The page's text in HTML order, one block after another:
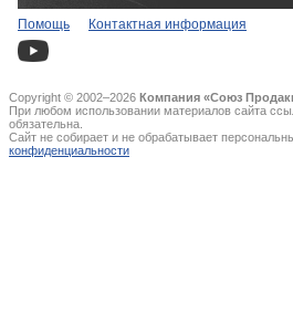
Помощь Контактная информация
Copyright © 2002–2026 Компания «Союз
При любом использовании материалов сайта
обязательна.
Сайт не собирает и не обрабатывает
конфиденциальности